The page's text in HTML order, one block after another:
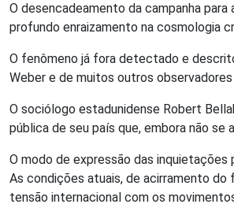
O desencadeamento da campanha
profundo enraizamento na cosmologia
O fenômeno já fora detectado e
Weber e de muitos outros
O sociólogo estadunidense Robert
pública de seu país que, embora não
O modo de expressão das
As condições atuais, de acirramento
tensão internacional com os